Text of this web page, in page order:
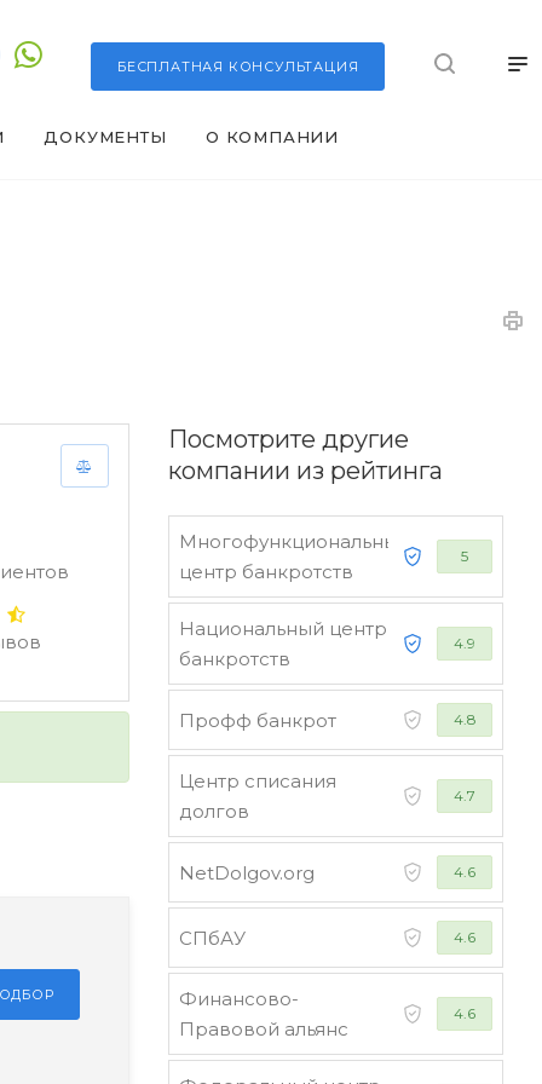
БЕСПЛАТНАЯ КОНСУЛЬТАЦИЯ
ДОКУМЕНТЫ О КОМПАНИИ
Посмотрите другие
компании из рейтинга
Многофункциональный
центр банкротств
5
Национальный центр
банкротств
4.9
Профф банкрот 4.8
Центр списания
долгов
4.7
NetDolgov.org 4.6
СПбАУ 4.6
Финансово-
Правовой альянс
4.6